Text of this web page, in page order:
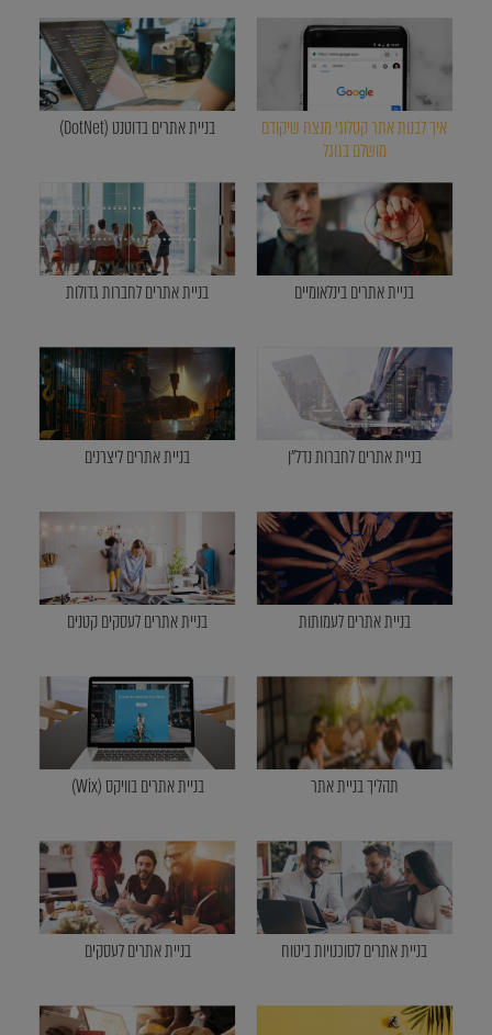
איך לבנות אתר קטלוגי מנצח שיקודם
מושלם בגוגל
בניית אתרים בדוטנט (DotNet)
בניית אתרים בינלאומיים בניית אתרים לחברות גדולות
בניית אתרים לחברות נדל"ן בניית אתרים ליצרנים
בניית אתרים לעמותות בניית אתרים לעסקים קטנים
תהליך בניית אתר בניית אתרים בוויקס (Wix)
בניית אתרים לסוכנויות ביטוח בניית אתרים לעסקים